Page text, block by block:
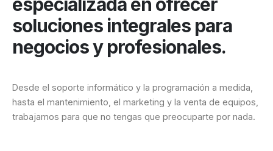
soluciones integrales para
negocios y profesionales.
Desde el soporte informático y la programación a medida,
hasta el mantenimiento, el marketing y la venta de equipos,
trabajamos para que no tengas que preocuparte por nada.